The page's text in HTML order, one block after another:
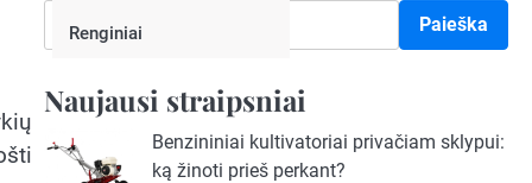
Renginiai Paieška
Naujausi straipsniai
Benzininiai kultivatoriai privačiam sklypui:
ką žinoti prieš perkant?